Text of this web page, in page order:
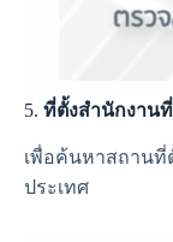
5. ที่ตั้งสำนักงาน
เพื่อค้นหาสถานที่
ประเทศ